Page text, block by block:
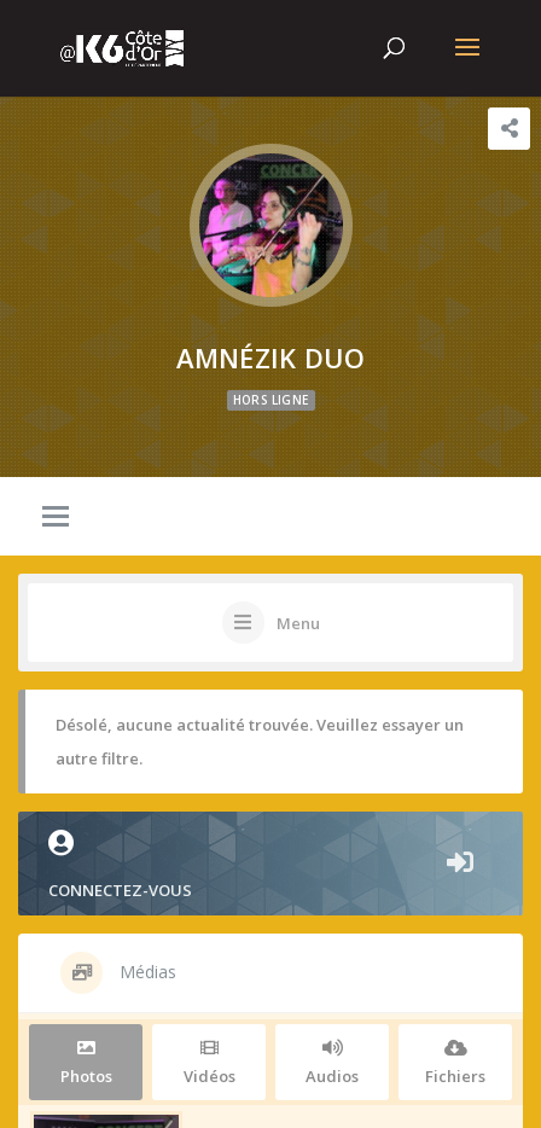
AMNÉZIK DUO
HORS LIGNE
Menu
Désolé, aucune actualité trouvée. Veuillez essayer un
autre filtre.
CONNECTEZ-VOUS
Médias
Photos Vidéos Audios Fichiers